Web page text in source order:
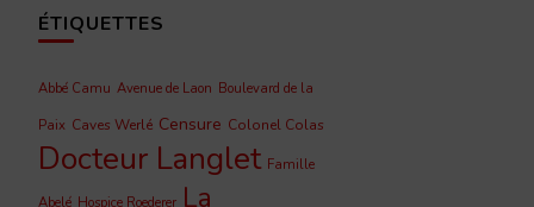
ÉTIQUETTES
Abbé Camu Avenue de Laon Boulevard de la
Paix Caves Werlé Censure Colonel Colas
Docteur Langlet Famille
Abelé Hospice Roederer La